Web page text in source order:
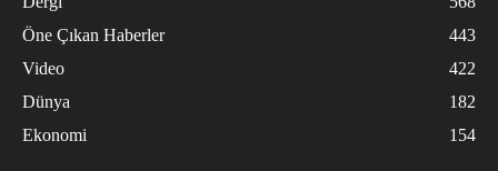
Öne Çıkan Haberler
443
Video
422
Dünya
182
Ekonomi
154